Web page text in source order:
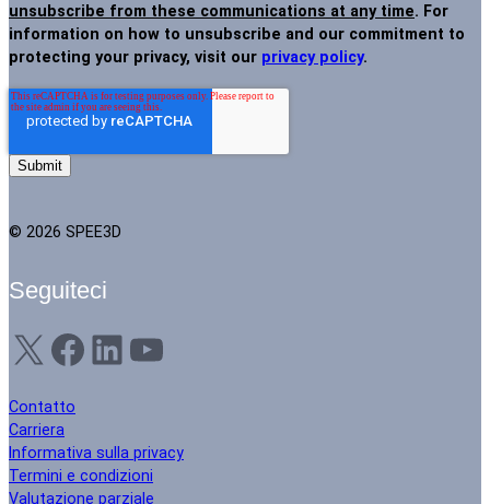
unsubscribe from these communications at any time. For
information on how to unsubscribe and our commitment to
protecting your privacy, visit our privacy policy.
© 2026 SPEE3D
Seguiteci
X Facebook LinkedIn YouTube
Contatto
Carriera
Informativa sulla privacy
Termini e condizioni
Valutazione parziale